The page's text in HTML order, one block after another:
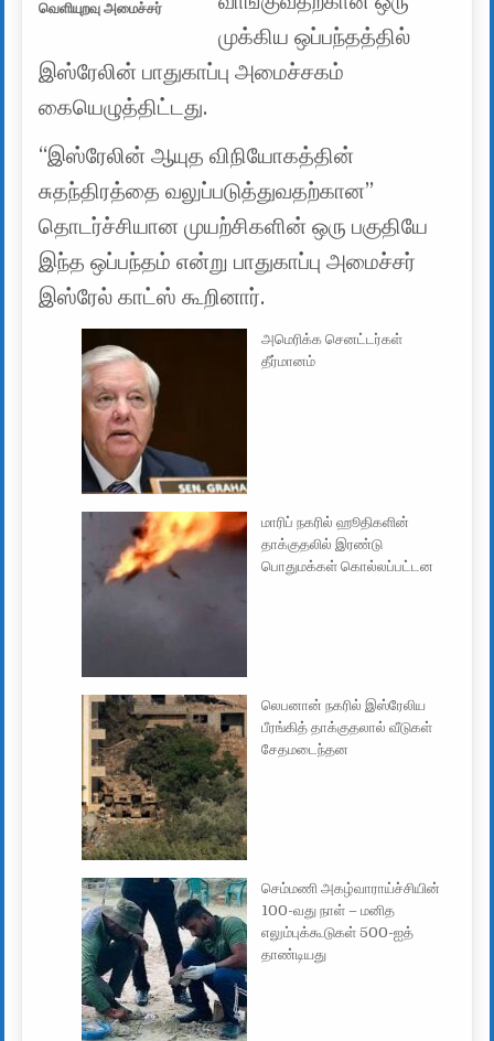
வெளியுறவு அமைச்சர்
முக்கிய ஒப்பந்தத்தில்
இஸ்ரேலின் பாதுகாப்பு அமைச்சகம்
கையெழுத்திட்டது.
“இஸ்ரேலின் ஆயுத விநியோகத்தின்
சுதந்திரத்தை வலுப்படுத்துவதற்கான”
தொடர்ச்சியான முயற்சிகளின் ஒரு பகுதியே
இந்த ஒப்பந்தம் என்று பாதுகாப்பு அமைச்சர்
இஸ்ரேல் காட்ஸ் கூறினார்.
அமெரிக்க செனட்டர்கள்
தீர்மானம்
மாரிப் நகரில் ஹூதிகளின்
தாக்குதலில் இரண்டு
பொதுமக்கள் கொல்லப்பட்டன
லெபனான் நகரில் இஸ்ரேலிய
பீரங்கித் தாக்குதலால் வீடுகள்
சேதமடைந்தன
செம்மணி அகழ்வாராய்ச்சியின்
100-வது நாள் – மனித
எலும்புக்கூடுகள் 500-ஐத்
தாண்டியது